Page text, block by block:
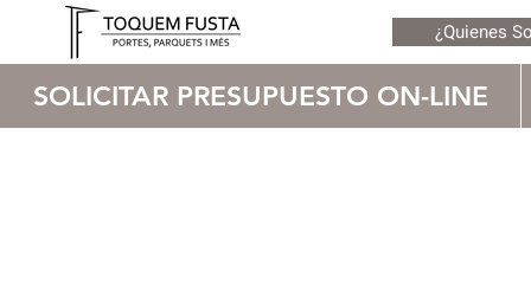
¿Quienes
SOLICITAR PRESUPUESTO ON-LINE